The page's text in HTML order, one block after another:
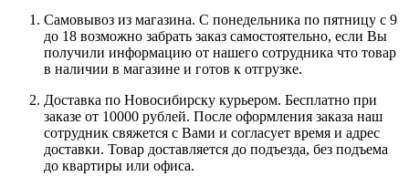
Самовывоз из магазина. С понедельника по пятницу с 9
до 18 возможно забрать заказ самостоятельно, если Вы
получили информацию от нашего сотрудника что товар
в наличии в магазине и готов к отгрузке.
Доставка по Новосибирску курьером. Бесплатно при
заказе от 10000 рублей. После оформления заказа наш
сотрудник свяжется с Вами и согласует время и адрес
доставки. Товар доставляется до подъезда, без подъема
до квартиры или офиса.